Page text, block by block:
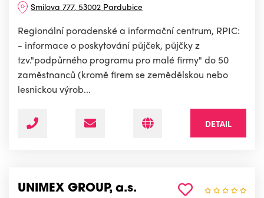
Smilova 777, 53002 Pardubice
Regionální poradenské a informační centrum, RPIC:
- informace o poskytování půjček, půjčky z
tzv."podpůrného programu pro malé firmy" do 50
zaměstnanců (kromě firem se zemědělskou nebo
lesnickou výrob...
DETAIL
UNIMEX GROUP, a.s.